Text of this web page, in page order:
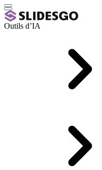
Outils d’IA